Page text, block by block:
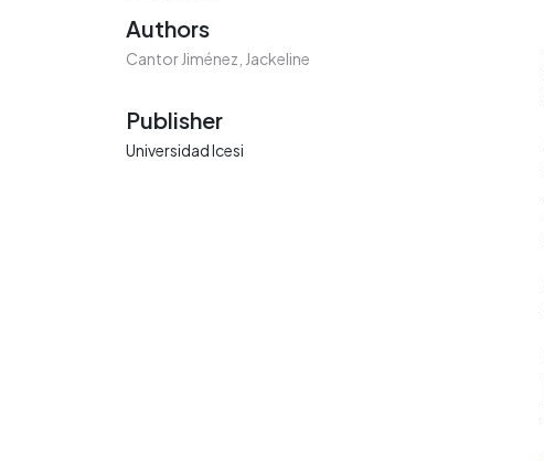
Authors
Cantor Jiménez, Jackeline
Publisher
Universidad Icesi